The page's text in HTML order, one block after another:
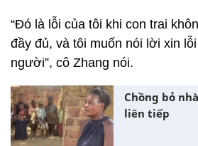
“Đó là lỗi của tôi khi con trai
đầy đủ, và tôi muốn nói lời xin
người”, cô Zhang nói.
Chồng bỏ
liên tiếp